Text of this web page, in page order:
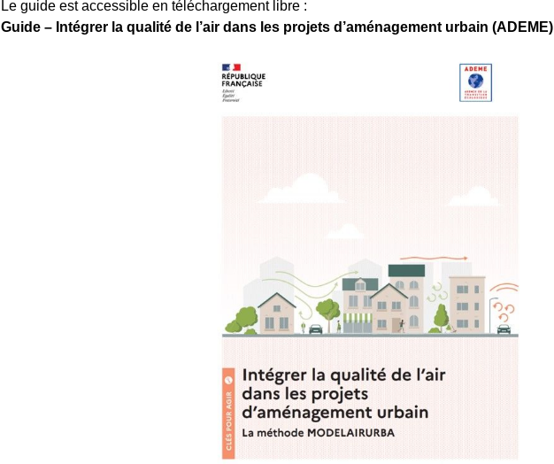
Le guide est accessible en téléchargement libre :
Guide – Intégrer la qualité de l’air dans les projets d’aménagement urbain (ADEME)